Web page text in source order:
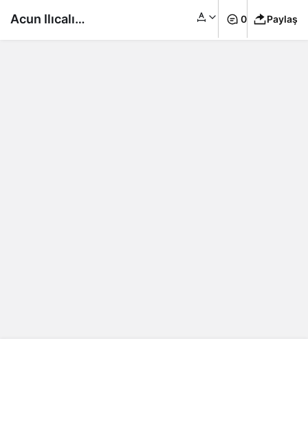
Acun Ilıcalı 0 Paylaş